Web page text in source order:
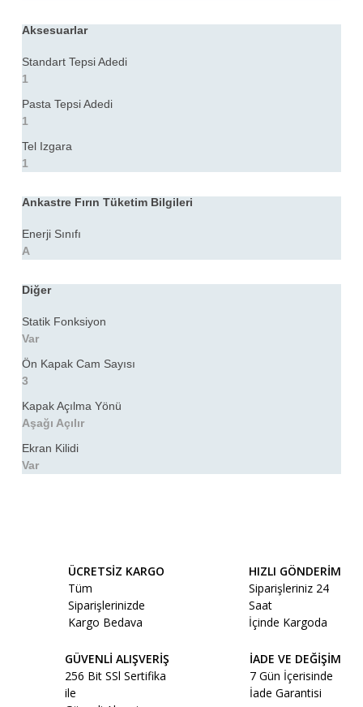
Aksesuarlar
Standart Tepsi Adedi
1
Pasta Tepsi Adedi
1
Tel Izgara
1
Ankastre Fırın Tüketim Bilgileri
Enerji Sınıfı
A
Diğer
Statik Fonksiyon
Var
Ön Kapak Cam Sayısı
3
Kapak Açılma Yönü
Aşağı Açılır
Ekran Kilidi
Var
Ürün resmi kalitesiz, bozuk veya görüntülenemiyor.
Ürün açıklamasında eksik bilgiler bulunuyor.
Ürün fiyatı diğer sitelerden daha pahalı.
Bu ürüne benzer farklı alternatifler olmalı.
ÜCRETSİZ KARGO
Tüm
Siparişlerinizde
Kargo Bedava
HIZLI GÖNDERİM
Siparişleriniz 24
Saat
İçinde Kargoda
GÜVENLİ ALIŞVERİŞ
256 Bit SSl Sertifika
ile
İADE VE DEĞİŞİM
7 Gün İçerisinde
İade Garantisi